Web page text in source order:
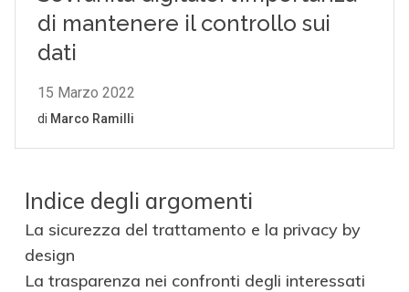
Indice degli argomenti
La sicurezza del trattamento e la privacy by
design
La trasparenza nei confronti degli interessati